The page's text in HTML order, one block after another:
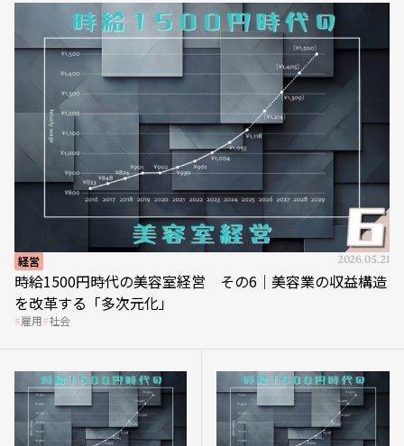
経営 2026.05.21
時給1500円時代の美容室経営 その6｜美容業の収益構造
を改革する「多次元化」
雇用 社会